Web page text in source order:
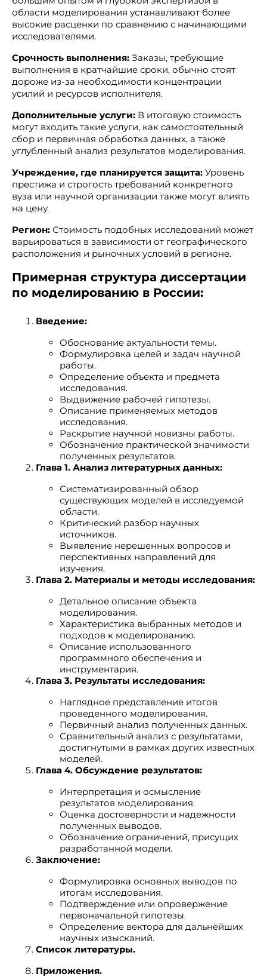
области моделирования устанавливают более
высокие расценки по сравнению с начинающими
исследователями.
Срочность выполнения: Заказы, требующие
выполнения в кратчайшие сроки, обычно стоят
дороже из-за необходимости концентрации
усилий и ресурсов исполнителя.
Дополнительные услуги: В итоговую стоимость
могут входить такие услуги, как самостоятельный
сбор и первичная обработка данных, а также
углубленный анализ результатов моделирования.
Учреждение, где планируется защита: Уровень
престижа и строгость требований конкретного
вуза или научной организации также могут влиять
на цену.
Регион: Стоимость подобных исследований может
варьироваться в зависимости от географического
расположения и рыночных условий в регионе.
Примерная структура диссертации
по моделированию в России:
Введение:
Обоснование актуальности темы.
Формулировка целей и задач научной
работы.
Определение объекта и предмета
исследования.
Выдвижение рабочей гипотезы.
Описание применяемых методов
исследования.
Раскрытие научной новизны работы.
Обозначение практической значимости
полученных результатов.
Глава 1. Анализ литературных данных:
Систематизированный обзор
существующих моделей в исследуемой
области.
Критический разбор научных
источников.
Выявление нерешенных вопросов и
перспективных направлений для
изучения.
Глава 2. Материалы и методы исследования:
Детальное описание объекта
моделирования.
Характеристика выбранных методов и
подходов к моделированию.
Описание использованного
программного обеспечения и
инструментария.
Глава 3. Результаты исследования:
Наглядное представление итогов
проведенного моделирования.
Первичный анализ полученных данных.
Сравнительный анализ с результатами,
достигнутыми в рамках других известных
моделей.
Глава 4. Обсуждение результатов:
Интерпретация и осмысление
результатов моделирования.
Оценка достоверности и надежности
полученных выводов.
Обозначение ограничений, присущих
разработанной модели.
Заключение:
Формулировка основных выводов по
итогам исследования.
Подтверждение или опровержение
первоначальной гипотезы.
Определение вектора для дальнейших
научных изысканий.
Список литературы.
Приложения.